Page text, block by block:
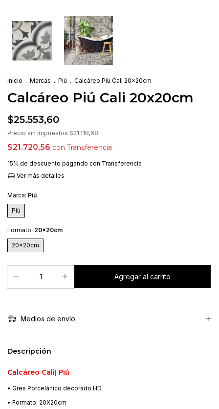
Inicio . Marcas . Piú . Calcáreo Piú Cali 20x20cm
Calcáreo Piú Cali 20x20cm
$25.553,60
Precio sin impuestos $21.118,68
$21.720,56 con Transferencia
15% de descuento pagando con Transferencia
Ver más detalles
Marca: Piú
Piú
Formato: 20x20cm
20x20cm
Medios de envío
Descripción
Calcáreo Cali| Piú
• Gres Porcelánico decorado HD
• Formato: 20X20cm